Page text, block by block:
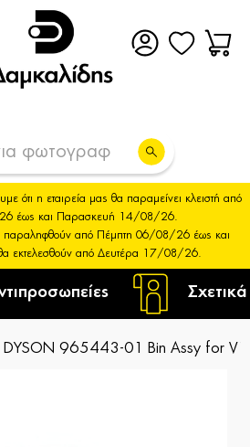
ότι η εταιρεία μας θα παραμείνει κλειστή από
έως και Παρασκευή 14/08/26.
παραληφθούν από Πέμπτη 06/08/26 έως και
εκτελεσθούν από Δευτέρα 17/08/26.
DYSON 965443-01 Bin Assy for